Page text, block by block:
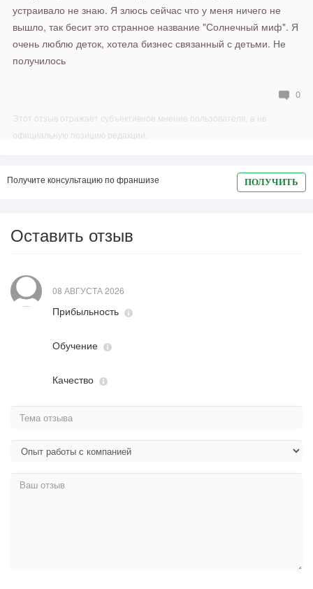
устраивало не знаю. Я злюсь сейчас что у меня ничего не
вышло, так бесит это странное название "Солнечный миф". Я
очень люблю деток, хотела бизнес связанный с детьми. Не
получилось
0
Этот отзыв отражает субъективное мнение пользователя, а не
официальную позицию редакции.
Получите консультацию по франшизе ПОЛУЧИТЬ
Оставить отзыв
08 АВГУСТА 2026
Прибыльность
Обучение
Качество